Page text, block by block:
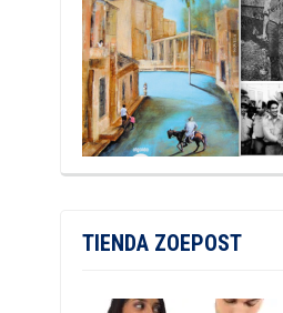
TIENDA ZOEPOST